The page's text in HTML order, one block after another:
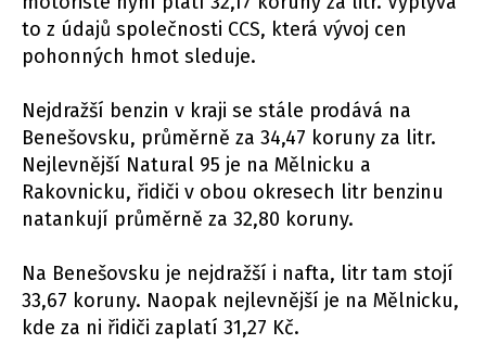
to z údajů společnosti CCS, která vývoj cen
pohonných hmot sleduje.
Nejdražší benzin v kraji se stále prodává na
Benešovsku, průměrně za 34,47 koruny za litr.
Nejlevnější Natural 95 je na Mělnicku a
Rakovnicku, řidiči v obou okresech litr benzinu
natankují průměrně za 32,80 koruny.
Na Benešovsku je nejdražší i nafta, litr tam stojí
33,67 koruny. Naopak nejlevnější je na Mělnicku,
kde za ni řidiči zaplatí 31,27 Kč.